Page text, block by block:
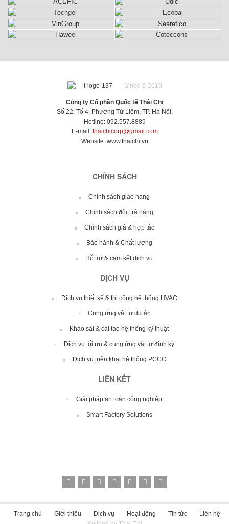
Since © 2010
Công ty Cổ phần Quốc tế Thái Chi
Số 22, Tổ 4, Phường Từ Liêm, TP. Hà Nội.
Hotline: 092.557.8889
E-mail: thaichicorp@gmail.com
Website: www.thaichi.vn
CHÍNH SÁCH
Chính sách giao hàng
Chính sách đổi, trả hàng
Chính sách giá & hợp tác
Bảo hành & Chất lượng
Hỗ trợ & cam kết dịch vụ
DỊCH VỤ
Dịch vụ thiết kế & thi công hệ thống HVAC
Cung ứng vật tư dự án
Khảo sát & cải tạo hệ thống kỹ thuật
Dịch vụ tối ưu & cung ứng vật tư định kỳ
Dịch vụ triển khai hệ thống PCCC
LIÊN KẾT
Giải pháp an toàn công nghiệp
Smart Factory Solutions
Trang chủ Giới thiệu Dịch vụ Hoạt động Tin tức
Liên hệ